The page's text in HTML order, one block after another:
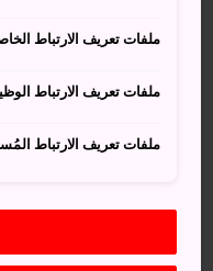
أنشطة ومعالم
صورة برج طوكيو
الجزء الأمامي من
منظر أزهار الكرز
ملفات تعريف الارتباط
ملفات تعريف الارتباط
ملفات تعريف الارتباط